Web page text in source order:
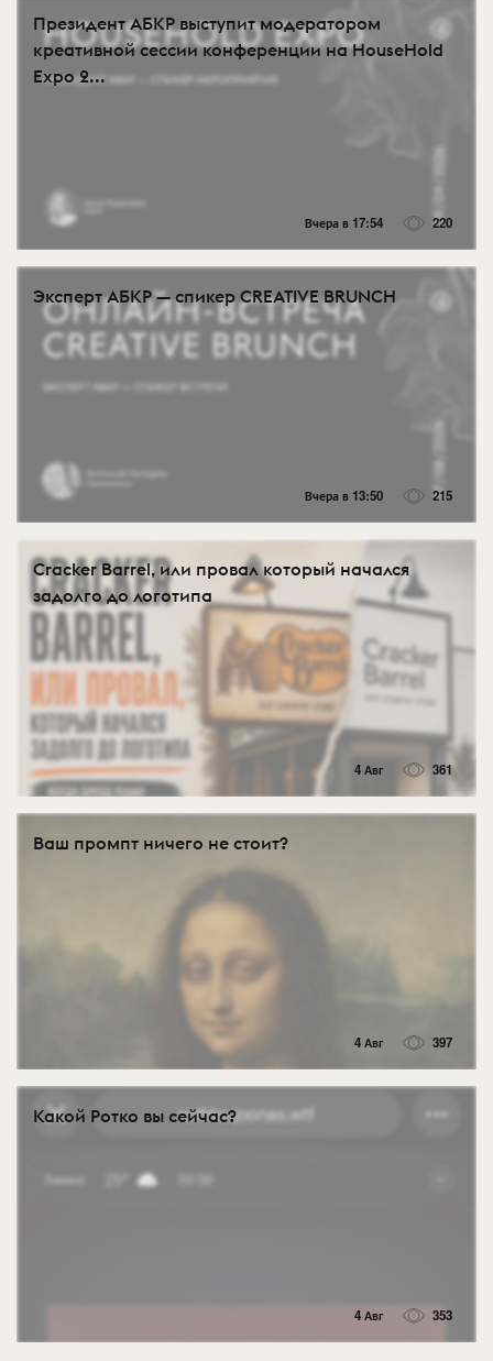
Президент АБКР выступит модератором
креативной сессии конференции на HouseHold
Expo 2...
Вчера в 17:54 220
Эксперт АБКР — спикер CREATIVE BRUNCH
Вчера в 13:50 215
Cracker Barrel, или провал который начался
задолго до логотипа
4 Авг 361
Ваш промпт ничего не стоит?
4 Авг 397
Какой Ротко вы сейчас?
4 Авг 353